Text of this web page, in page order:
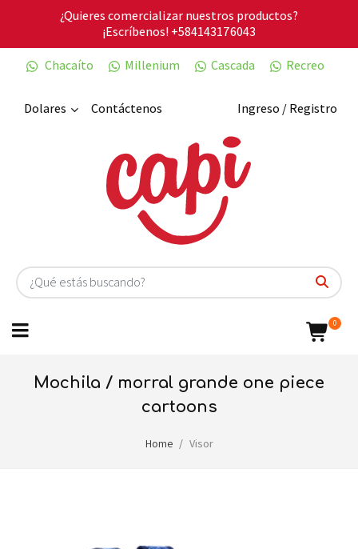
¿Quieres comercializar nuestros productos?
¡Escríbenos!+584143176043
Chacaíto
Millenium Cascada Recreo
Dolares Ingreso / Registro
Contáctenos
0
mochila / morral grande one piece
cartoons
Home Visor